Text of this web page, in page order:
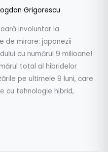
Grigorescu
involuntar la
de mirare: japonezii
cu numărul 9 milioane!
total al hibridelor
pe ultimele 9 luni, care
cu tehnologie hibrid,